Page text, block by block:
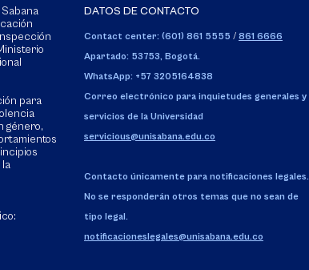
para
género,
DATOS DE CONTACTO
Contact center: (601) 861 5555 / 861 6666
Apartado: 53753, Bogotá.
WhatsApp: +57 3205164838
Correo electrónico para inquietudes generales y
servicios de la Universidad
servicious@unisabana.edu.co
Contacto únicamente para notificaciones legales.
No se responderán otros temas que no sean de
tipo legal.
notificacioneslegales@unisabana.edu.co